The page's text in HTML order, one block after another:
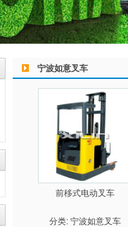
宁波如意叉车
前移式电动叉车
分类: 宁波如意叉车